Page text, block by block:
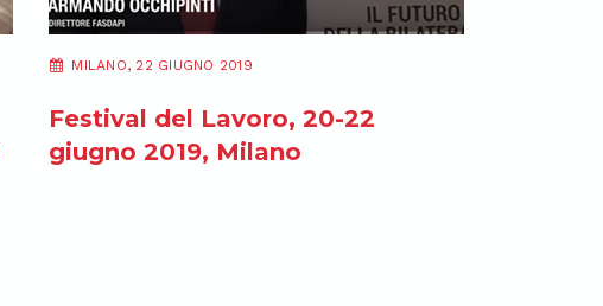
MILANO, 22 GIUGNO 2019
Festival del Lavoro, 20-22
giugno 2019, Milano